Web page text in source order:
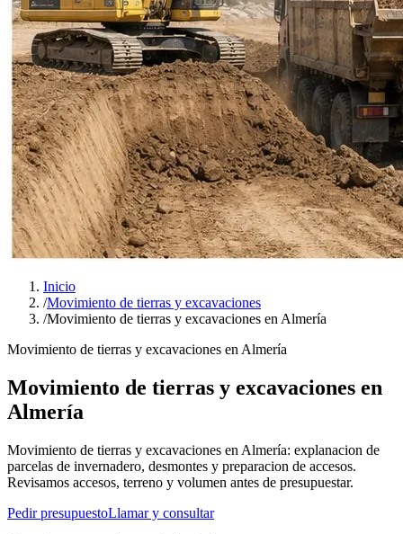
Inicio
/Movimiento de tierras y excavaciones
/Movimiento de tierras y excavaciones en Almería
Movimiento de tierras y excavaciones en Almería
Movimiento de tierras y excavaciones en
Almería
Movimiento de tierras y excavaciones en Almería: explanacion de
parcelas de invernadero, desmontes y preparacion de accesos.
Revisamos accesos, terreno y volumen antes de presupuestar.
Pedir presupuestoLlamar y consultar